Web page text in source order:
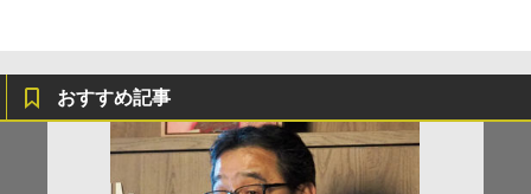
おすすめ記事